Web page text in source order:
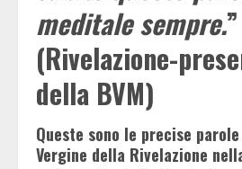
meditale sempre.”
(Rivelazione-
della BVM)
Queste sono le precise
Vergine della Rivelazione